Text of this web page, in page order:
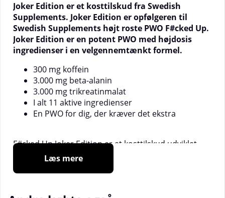
Joker Edition er et kosttilskud fra Swedish
Supplements. Joker Edition er opfølgeren til
Swedish Supplements højt roste PWO F#cked Up.
Joker Edition er en potent PWO med højdosis
ingredienser i en velgennemtænkt formel.
300 mg koffein
3.000 mg beta-alanin
3.000 mg trikreatinmalat
I alt 11 aktive ingredienser
En PWO for dig, der kræver det ekstra
F#cked Up Joker Edition er et kosttilskud udviklet
med fokus på effektive og kvalitetsmæssige
PWO nogensinde, så vi havde meget at leve op til, da
Læs mere